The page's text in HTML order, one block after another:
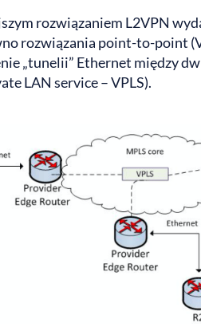
rozwiązaniem L2VPN
rozwiązania point-to-point
„tunelii” Ethernet między
LAN service – VPLS).